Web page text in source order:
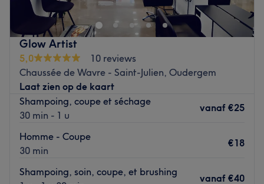
Glow Artist
5,0
10 reviews
Chaussée de Wavre - Saint-Julien, Oudergem
Laat zien op de kaart
Shampoing, coupe et séchage
30 min - 1 u
vanaf €25
Homme - Coupe
30 min
€18
Shampoing, soin, coupe, et brushing
vanaf €40